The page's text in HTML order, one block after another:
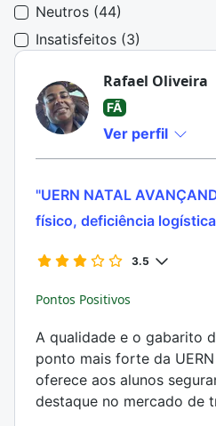
Neutros (44)
Insatisfeitos (3)
Rafael Oliveira
FÃ
Ver perfil
"UERN NATAL
físico, deficiência
3.5
Pontos Positivos
A qualidade e o gabarito
ponto mais forte da
oferece aos alunos
destaque no mercado de